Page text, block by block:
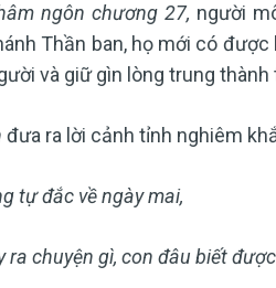
ngôn chương 27, người
Thần ban, họ mới có
và giữ gìn lòng trung
đưa ra lời cảnh tỉnh nghiêm
tự đắc về ngày mai,
ra chuyện gì, con đâu biết